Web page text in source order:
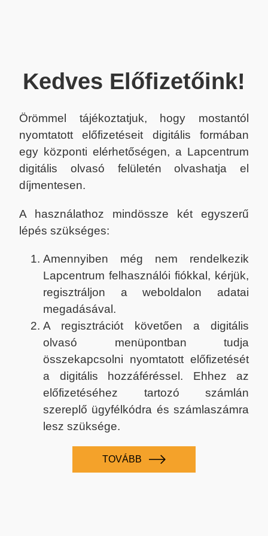
Kedves Előfizetőink!
Örömmel tájékoztatjuk, hogy mostantól
nyomtatott előfizetéseit digitális formában
egy központi elérhetőségen, a Lapcentrum
digitális olvasó felületén olvashatja el
díjmentesen.
A használathoz mindössze két egyszerű
lépés szükséges:
Amennyiben még nem rendelkezik
Lapcentrum felhasználói fiókkal, kérjük,
regisztráljon a weboldalon adatai
megadásával.
A regisztrációt követően a digitális
olvasó menüpontban tudja
összekapcsolni nyomtatott előfizetését
a digitális hozzáféréssel. Ehhez az
előfizetéséhez tartozó számlán
szereplő ügyfélkódra és számlaszámra
lesz szüksége.
TOVÁBB